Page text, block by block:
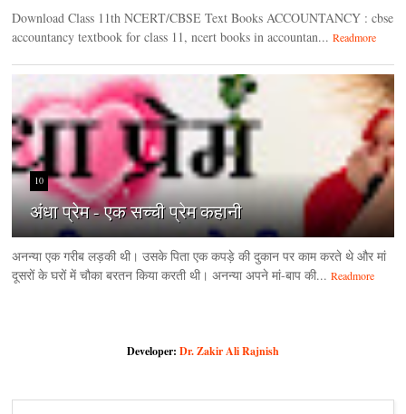
Download Class 11th NCERT/CBSE Text Books ACCOUNTANCY : cbse
accountancy textbook for class 11, ncert books in accountan... Readmore
10
अंधा प्रेम - एक सच्ची प्रेम कहानी
अनन्या एक गरीब लड़की थी। उसके पिता एक कपड़े की दुकान पर काम करते थे और मां
दूसरों के घरों में चौका बरतन किया करती थी। अनन्या अपने मां-बाप की... Readmore
Developer: Dr. Zakir Ali Rajnish